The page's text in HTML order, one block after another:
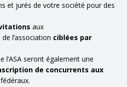
et jurés de votre société pour des
aux
l’association ciblées par
l’ASA seront également une
de concurrents aux